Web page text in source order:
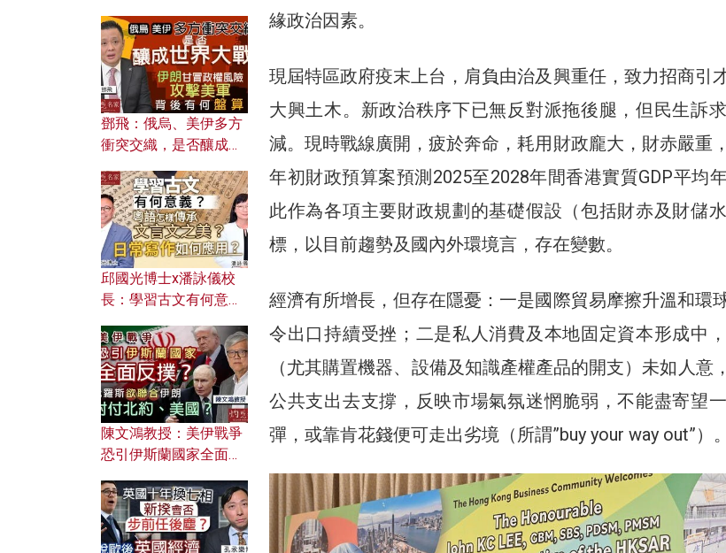
緣政治因素。
現屆特區政府疫末上台，肩負由治及興重任，致力招商引
大興土木。新政治秩序下已無反對派拖後腿，但民生訴
減。現時戰線廣開，疲於奔命，耗用財政龐大，財赤嚴重
年初財政預算案預測2025至2028年間香港實質GDP平均
此作為各項主要財政規劃的基礎假設（包括財赤及財儲
標，以目前趨勢及國內外環境言，存在變數。
經濟有所增長，但存在隱憂：一是國際貿易摩擦升溫和環
令出口持續受挫；二是私人消費及本地固定資本形成中
（尤其購置機器、設備及知識產權產品的開支）未如人意
公共支出去支撐，反映市場氣氛迷惘脆弱，不能盡寄望
彈，或靠肯花錢便可走出劣境（所謂”buy your way out”）。
何避免遭AI演算法操
控？
鄧飛：俄烏、美伊多方
衝突交織，是否釀成世
風險攻擊美軍，背後有
何盤算？
邱國光博士x潘詠儀校
長：學習古文有何意
文之美？ 日常寫作如何
應用？
陳文鴻教授：美伊戰爭
恐引伊斯蘭國家全面反
對付北約美國？